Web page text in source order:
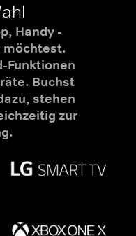
Handy -
möchtest.
Funktionen
Buchst
stehen
zur